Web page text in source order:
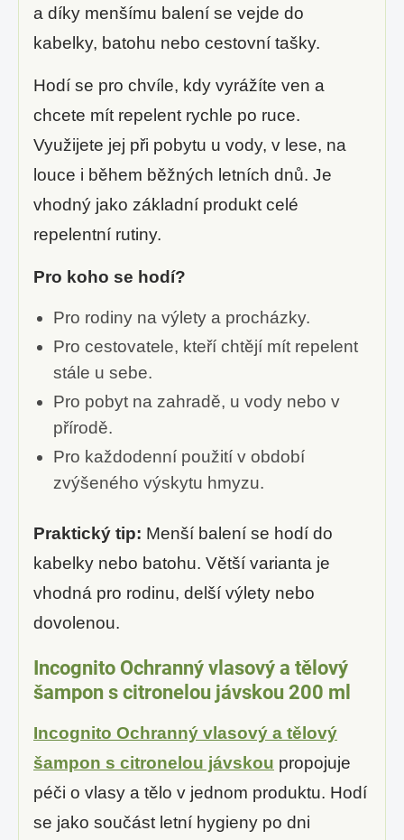
a díky menšímu balení se vejde do
kabelky, batohu nebo cestovní tašky.
Hodí se pro chvíle, kdy vyrážíte ven a
chcete mít repelent rychle po ruce.
Využijete jej při pobytu u vody, v lese, na
louce i během běžných letních dnů. Je
vhodný jako základní produkt celé
repelentní rutiny.
Pro koho se hodí?
Pro rodiny na výlety a procházky.
Pro cestovatele, kteří chtějí mít repelent
stále u sebe.
Pro pobyt na zahradě, u vody nebo v
přírodě.
Pro každodenní použití v období
zvýšeného výskytu hmyzu.
Praktický tip: Menší balení se hodí do
kabelky nebo batohu. Větší varianta je
vhodná pro rodinu, delší výlety nebo
dovolenou.
Incognito Ochranný vlasový a tělový
šampon s citronelou jávskou 200 ml
Incognito Ochranný vlasový a tělový
šampon s citronelou jávskou propojuje
péči o vlasy a tělo v jednom produktu. Hodí
se jako součást letní hygieny po dni